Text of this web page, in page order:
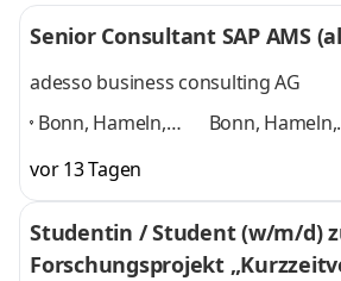
Senior Consultant SAP AMS
adesso business consulting AG
Bonn, Hameln,
Paderborn,
Düsseldorf,
weitere Standorte
in DE,
Bonn, Hameln,
Düsseldorf,
Standorte in
weitere
vor 13 Tagen
Studentin / Student (w/m/d)
Forschungs­projekt